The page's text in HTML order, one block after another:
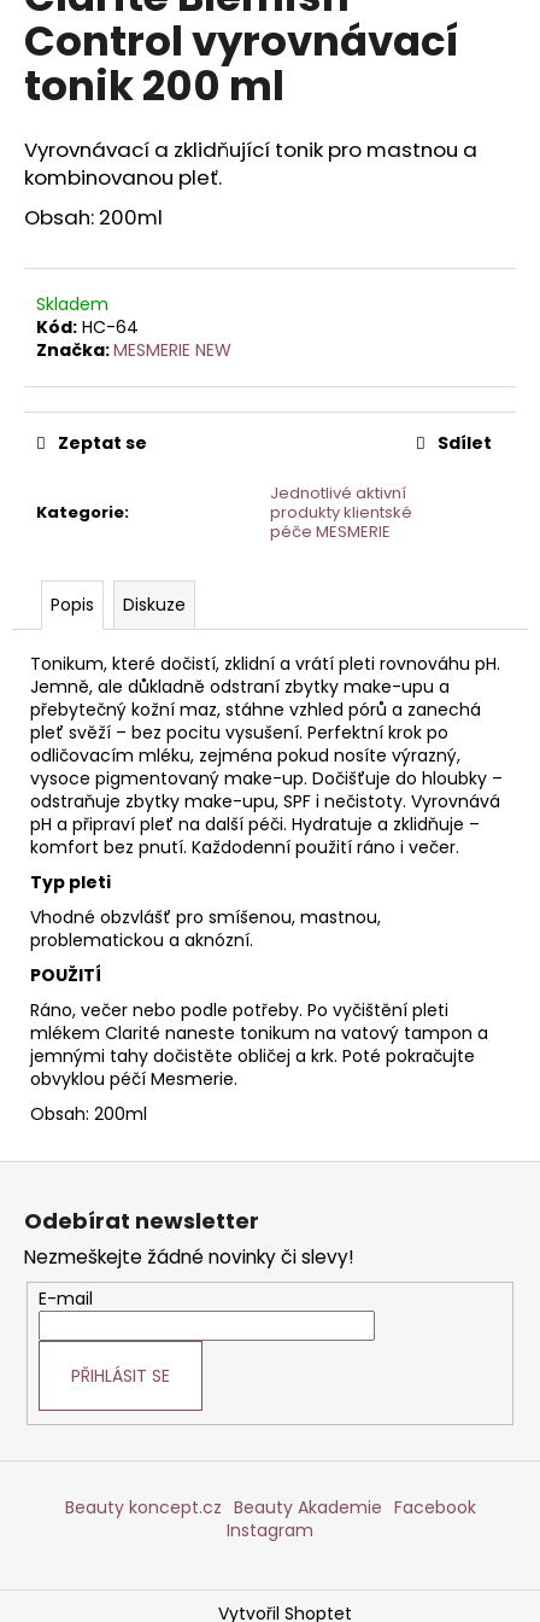
0,0
z
5
hvězdiček.
Control vyrovnávací
tonik 200 ml
Vyrovnávací a zklidňující tonik pro mastnou a
kombinovanou pleť.
Obsah: 200ml
Skladem
Kód: HC-64
Značka:MESMERIE NEW
Kategorie:
Jednotlivé aktivní
produkty klientské
péče MESMERIE
Zeptat se Sdílet
Popis Diskuze
Tonikum, které dočistí, zklidní a vrátí pleti rovnováhu pH.
Jemně, ale důkladně odstraní zbytky make-upu a
přebytečný kožní maz, stáhne vzhled pórů a zanechá
pleť svěží – bez pocitu vysušení. Perfektní krok po
odličovacím mléku, zejména pokud nosíte výrazný,
vysoce pigmentovaný make-up. Dočišťuje do hloubky –
odstraňuje zbytky make-upu, SPF i nečistoty. Vyrovnává
pH a připraví pleť na další péči. Hydratuje a zklidňuje –
komfort bez pnutí. Každodenní použití ráno i večer.
Typ pleti
Vhodné obzvlášť pro smíšenou, mastnou,
problematickou a aknózní.
POUŽITÍ
Ráno, večer nebo podle potřeby. Po vyčištění pleti
mlékem Clarité naneste tonikum na vatový tampon a
jemnými tahy dočistěte obličej a krk. Poté pokračujte
obvyklou péčí Mesmerie.
Obsah: 200ml
a
j
í
?
D
o
p
u
e
m
e
STERILNÍ
NÁSTAVCE
PRO
DERMAPERO
DERMALIGHTPEN
A
DERMAQUATRO
12
JEHLIČEK
Z
Odebírat newsletter
Nezmeškejte žádné novinky či slevy!
E-mail
PŘIHLÁSIT SE
Beauty koncept.cz Beauty Akademie Facebook
Instagram
Vytvořil Shoptet